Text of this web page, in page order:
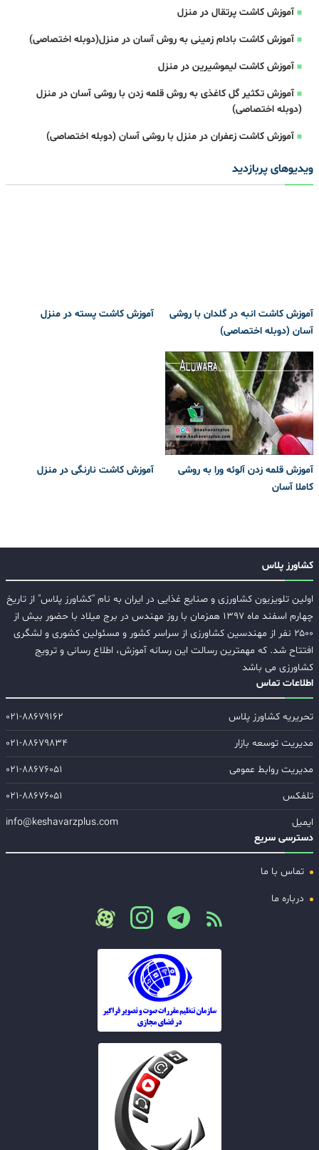
آموزش کاشت پرتقال در منزل
آموزش کاشت بادام زمینی به روش آسان در منزل(دوبله اختصاصی)
آموزش کاشت لیموشیرین در منزل
آموزش تکثیر گل کاغذی به روش قلمه زدن با روشی آسان در منزل
(دوبله اختصاصی)
آموزش کاشت زعفران در منزل با روشی آسان (دوبله اختصاصی)
ویدیوهای پربازدید
آموزش کاشت انبه در گلدان با روشی
آسان (دوبله اختصاصی)
آموزش کاشت پسته در منزل
آموزش قلمه زدن آلوئه ورا به روشی
کاملا آسان
آموزش کاشت نارنگی در منزل
کشاورز پلاس
اولین تلویزیون کشاورزی و صنایع غذایی در ایران به نام "کشاورز پلاس" از تاریخ
چهارم اسفند ماه ۱۳۹۷ همزمان با روز مهندس در برج میلاد با حضور بیش از
۲۵۰۰ نفر از مهندسین کشاورزی از سراسر کشور و مسئولین کشوری و لشگری
افتتاح شد. که مهمترین رسالت این رسانه آموزش، اطلاع رسانی و ترویج
کشاورزی می باشد
اطلاعات تماس
تحریریه کشاورز پلاس
۰۲۱-۸۸۶۷۹۱۶۲
مدیریت توسعه بازار
۰۲۱-۸۸۶۷۹۸۳۴
مدیریت روابط عمومی
۰۲۱-۸۸۶۷۶۰۵۱
تلفکس
۰۲۱-۸۸۶۷۶۰۵۱
ایمیل
info@keshavarzplus.com
دسترسی سریع
تماس با ما
درباره ما